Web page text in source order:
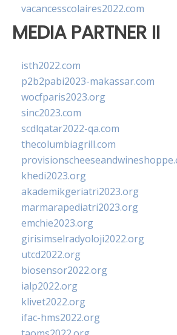
vacancesscolaires2022.com
MEDIA PARTNER II
isth2022.com
p2b2pabi2023-makassar.com
wocfparis2023.org
sinc2023.com
scdlqatar2022-qa.com
thecolumbiagrill.com
khedi2023.org
akademikgeriatri2023.org
marmarapediatri2023.org
emchie2023.org
girisimselradyoloji2022.org
utcd2022.org
biosensor2022.org
ialp2022.org
klivet2022.org
ifac-hms2022.org